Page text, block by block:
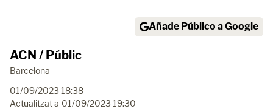
Añade Público a Google
ACN / Públic
Barcelona
01/09/2023 18:38
Actualitzat a 01/09/2023 19:30